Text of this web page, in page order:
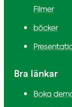
Filmer
böcker
Bra länkar
Boka